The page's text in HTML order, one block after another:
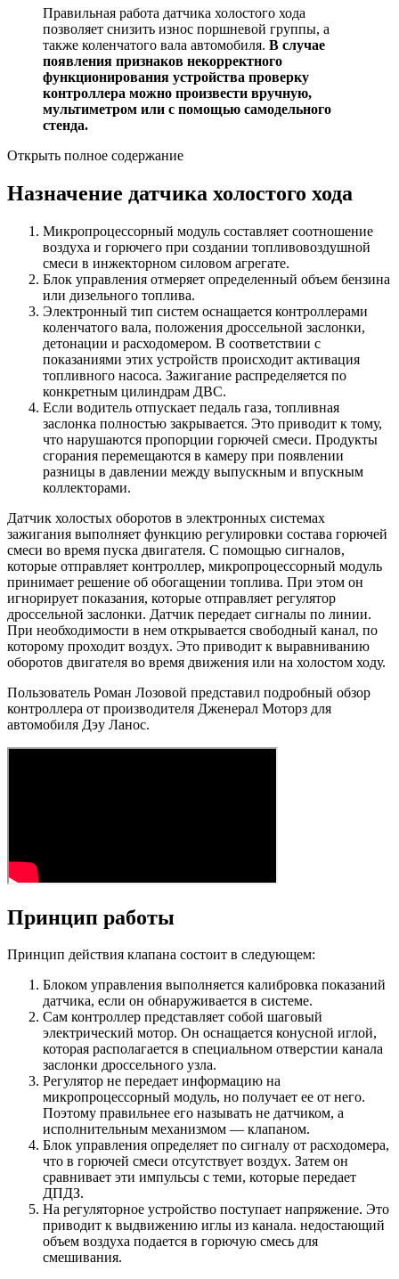
Правильная работа датчика холостого хода
позволяет снизить износ поршневой группы, а
также коленчатого вала автомобиля. В случае
появления признаков некорректного
функционирования устройства проверку
контроллера можно произвести вручную,
мультиметром или с помощью самодельного
стенда.
Открыть полное содержание
Назначение датчика холостого хода
Микропроцессорный модуль составляет соотношение
воздуха и горючего при создании топливовоздушной
смеси в инжекторном силовом агрегате.
Блок управления отмеряет определенный объем бензина
или дизельного топлива.
Электронный тип систем оснащается контроллерами
коленчатого вала, положения дроссельной заслонки,
детонации и расходомером. В соответствии с
показаниями этих устройств происходит активация
топливного насоса. Зажигание распределяется по
конкретным цилиндрам ДВС.
Если водитель отпускает педаль газа, топливная
заслонка полностью закрывается. Это приводит к тому,
что нарушаются пропорции горючей смеси. Продукты
сгорания перемещаются в камеру при появлении
разницы в давлении между выпускным и впускным
коллекторами.
Датчик холостых оборотов в электронных системах
зажигания выполняет функцию регулировки состава горючей
смеси во время пуска двигателя. С помощью сигналов,
которые отправляет контроллер, микропроцессорный модуль
принимает решение об обогащении топлива. При этом он
игнорирует показания, которые отправляет регулятор
дроссельной заслонки. Датчик передает сигналы по линии.
При необходимости в нем открывается свободный канал, по
которому проходит воздух. Это приводит к выравниванию
оборотов двигателя во время движения или на холостом ходу.
Пользователь Роман Лозовой представил подробный обзор
контроллера от производителя Дженерал Моторз для
автомобиля Дэу Ланос.
Принцип работы
Принцип действия клапана состоит в следующем:
Блоком управления выполняется калибровка показаний
датчика, если он обнаруживается в системе.
Сам контроллер представляет собой шаговый
электрический мотор. Он оснащается конусной иглой,
которая располагается в специальном отверстии канала
заслонки дроссельного узла.
Регулятор не передает информацию на
микропроцессорный модуль, но получает ее от него.
Поэтому правильнее его называть не датчиком, а
исполнительным механизмом — клапаном.
Блок управления определяет по сигналу от расходомера,
что в горючей смеси отсутствует воздух. Затем он
сравнивает эти импульсы с теми, которые передает
ДПДЗ.
На регуляторное устройство поступает напряжение. Это
приводит к выдвижению иглы из канала. недостающий
объем воздуха подается в горючую смесь для
смешивания.